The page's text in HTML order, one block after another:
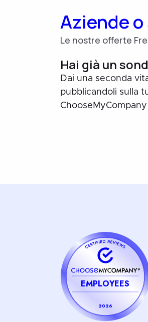
Aziende
Le nostre offerte
Hai già un
Dai una seconda
pubblicandoli sulla
EMPLOYEES
2026